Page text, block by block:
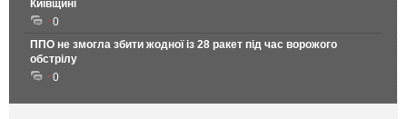
Київщині
0
ППО не змогла збити жодної із 28 ракет під час ворожого
обстрілу
0